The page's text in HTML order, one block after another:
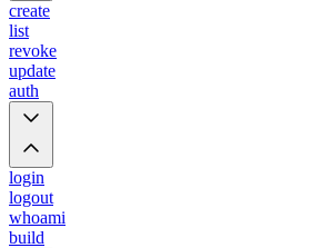
create
list
revoke
update
auth
login
logout
whoami
build